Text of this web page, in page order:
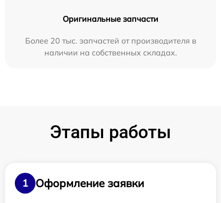
Оригинальные запчасти
Более 20 тыс. запчастей от производителя в
наличии на собственных складах.
Этапы работы
1
Оформление заявки